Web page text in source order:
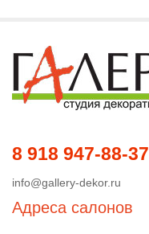
8 918 947-88-37
info@gallery-dekor.ru
Адреса салонов